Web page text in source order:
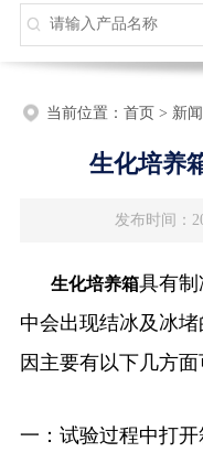
当前位置： 首页> 新
生化培养
发布时间：
生化培养箱具有
中会出现结冰及冰
因主要有以下几方面
一：试验过程中打